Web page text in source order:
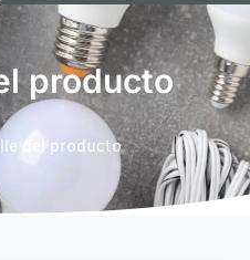
producto
del producto